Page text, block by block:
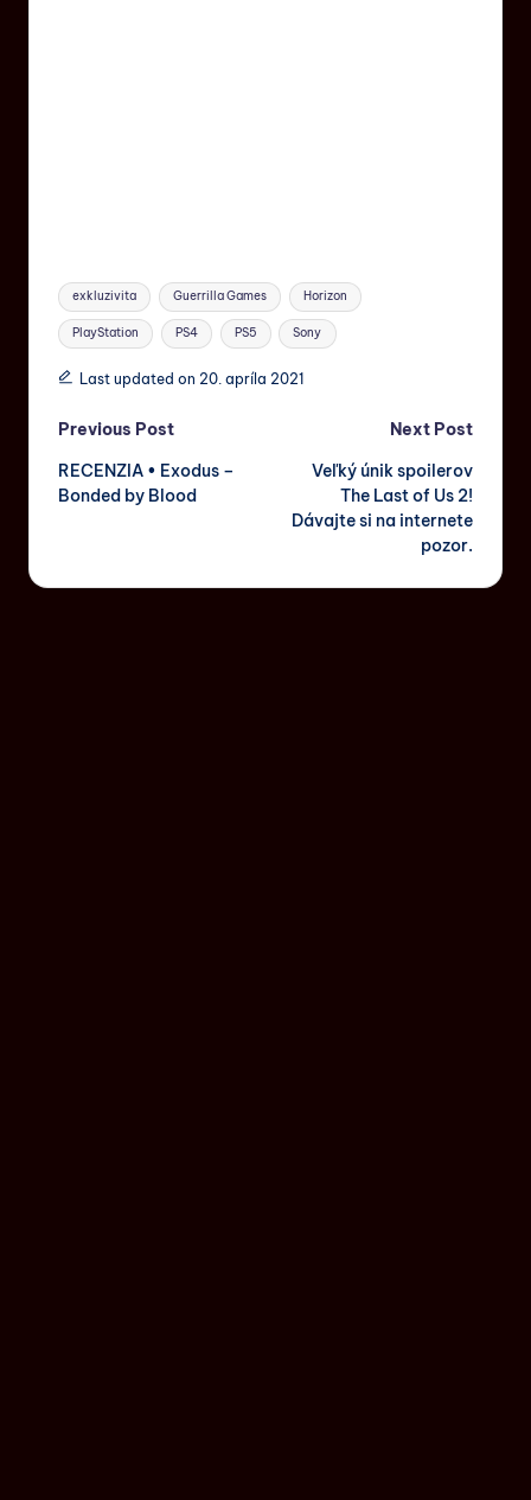
exkluzivita Guerrilla Games Horizon
PlayStation PS4 PS5 Sony
Last updated on 20. apríla 2021
Previous Post
RECENZIA • Exodus –
Bonded by Blood
Next Post
Veľký únik spoilerov
The Last of Us 2!
Dávajte si na internete
pozor.